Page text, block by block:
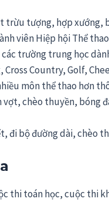
trừu tượng, hợp xướng,
viên Hiệp hội Thể
trường trung học
Country, Golf,
môn thể thao hơn
chèo thuyền, bóng
đi bộ đường dài, chèo
thi toán học, cuộc thi